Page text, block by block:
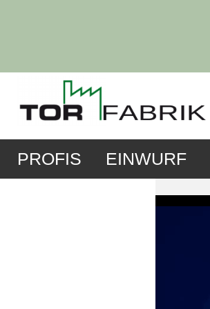
PROFIS EINWURF